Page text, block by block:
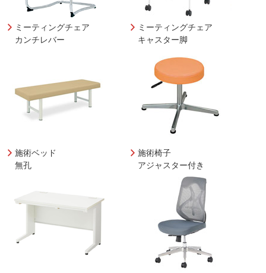
ミーティングチェア
カンチレバー
ミーティングチェア
キャスター脚
施術ベッド
無孔
施術椅子
アジャスター付き